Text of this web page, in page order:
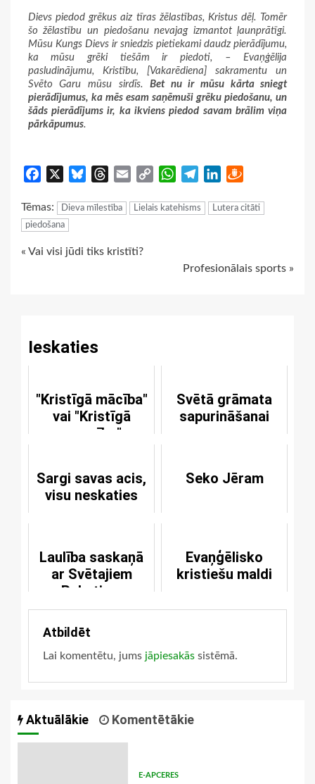
Dievs piedod grēkus aiz tīras žēlastības, Kristus dēļ. Tomēr
šo žēlastību un piedošanu nevajag izmantot ļaunprātīgi.
Mūsu Kungs Dievs ir sniedzis pietiekami daudz pierādījumu,
ka mūsu grēki tiešām ir piedoti, – Evaņģēlija
pasludinājumu, Kristību, [Vakarēdiena] sakramentu un
Svēto Garu mūsu sirdīs.Bet nu ir mūsu kārta sniegt
pierādījumus, ka mēs esam saņēmuši grēku piedošanu, un
šāds pierādījums ir, ka ikviens piedod savam brālim viņa
pārkāpumus.
Facebook BlueskyThreads
Email
Copy
WhatsApp
TelegramLinkedIn
Tēmas: Dieva mīlestība Lielais katehisms
Lutera citāti
piedošana
Continue
« Vai visi jūdi tiks kristīti?
Profesionālais sports »
Ieskaties
"Kristīgā mācība"
vai "Kristīgā
maucība"
Svētā grāmata
sapurināšanai
Sargi savas acis,
visu neskaties
Seko Jēram
Laulība saskaņā
ar Svētajiem
Rakstiem
Evaņģēlisko
kristiešu maldi
Atbildēt
Lai komentētu, jums jāpiesakās sistēmā.
Aktuālākie Komentētākie
E-APCERES